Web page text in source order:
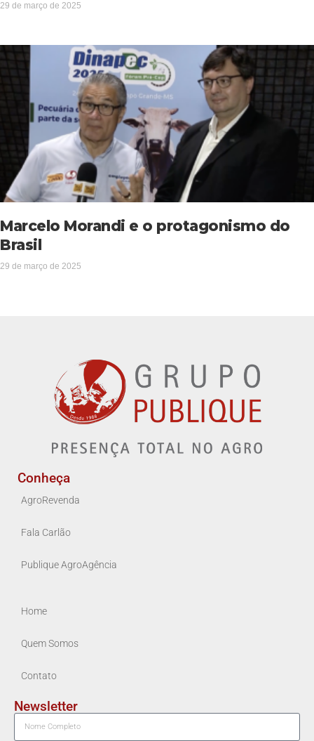
29 de março de 2025
Marcelo Morandi e o protagonismo do
Brasil
29 de março de 2025
Conheça
AgroRevenda
Fala Carlão
Publique AgroAgência
Home
Quem Somos
Contato
Newsletter